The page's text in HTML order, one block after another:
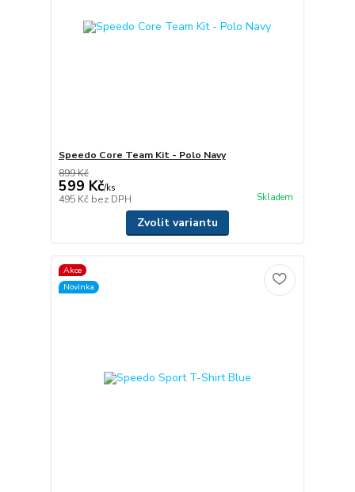
Speedo Core Team Kit - Polo Navy
899 Kč
599 Kč/ks
495 Kč bez DPH Skladem
Zvolit variantu
Akce
Novinka